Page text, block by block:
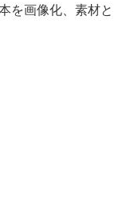
を画像化、素材と